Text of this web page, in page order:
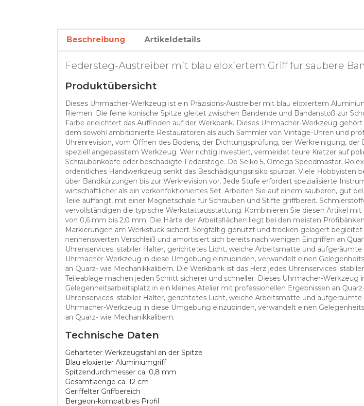
Beschreibung Artikeldetails
Federsteg-Austreiber mit blau eloxiertem Griff für saubere
Produktübersicht
Dieses Uhrmacher-Werkzeug ist ein Präzisions-Austreiber mit blau eloxiertem
Riemen. Die feine konische Spitze gleitet zwischen Bandende und Bandanstoß zur
Farbe erleichtert das Auffinden auf der Werkbank. Dieses Uhrmacher-Werkzeug
dem sowohl ambitionierte Restauratoren als auch Sammler von Vintage-Uhren und
Uhrenrevision, vom Öffnen des Bodens, der Dichtungsprüfung, der Werkreinigung,
speziell angepasstem Werkzeug. Wer richtig investiert, vermeidet teure Kratzer auf
Schraubenköpfe oder beschädigte Federstege. Ob Seiko 5, Omega Speedmaster,
ordentliches Handwerkzeug senkt das Beschädigungsrisiko spürbar. Viele
über Bandkürzungen bis zur Werkrevision vor. Jede Stufe erfordert spezialisierte
wirtschaftlicher als ein vorkonfektioniertes Set. Arbeiten Sie auf einem sauberen, gut
Teile auffängt, mit einer Magnetschale für Schrauben und Stifte griffbereit.
vervollständigen die typische Werkstattausstattung. Kombinieren Sie diesen Artikel
von 0,6 mm bis 2,0 mm. Die Härte der Arbeitsflächen liegt bei den meisten
Markierungen am Werkstück sichert. Sorgfältig genutzt und trocken gelagert
nennenswerten Verschleiß und amortisiert sich bereits nach wenigen Eingriffen an
Uhrenservices: stabiler Halter, gerichtetes Licht, weiche Arbeitsmatte und
Uhrmacher-Werkzeug in diese Umgebung einzubinden, verwandelt einen
an Quarz- wie Mechanikkalibern. Die Werkbank ist das Herz jedes Uhrenservices:
Teileablage machen jeden Schritt sicherer und schneller. Dieses Uhrmacher-
Gelegenheitsarbeitsplatz in ein kleines Atelier mit professionellen Ergebnissen an
Uhrenservices: stabiler Halter, gerichtetes Licht, weiche Arbeitsmatte und
Uhrmacher-Werkzeug in diese Umgebung einzubinden, verwandelt einen
an Quarz- wie Mechanikkalibern.
Technische Daten
Gehärteter Werkzeugstahl an der Spitze
Blau eloxierter Aluminiumgriff
Spitzendurchmesser ca. 0,8 mm
Gesamtlaenge ca. 12 cm
Geriffelter Griffbereich
Bergeon-kompatibles Profil